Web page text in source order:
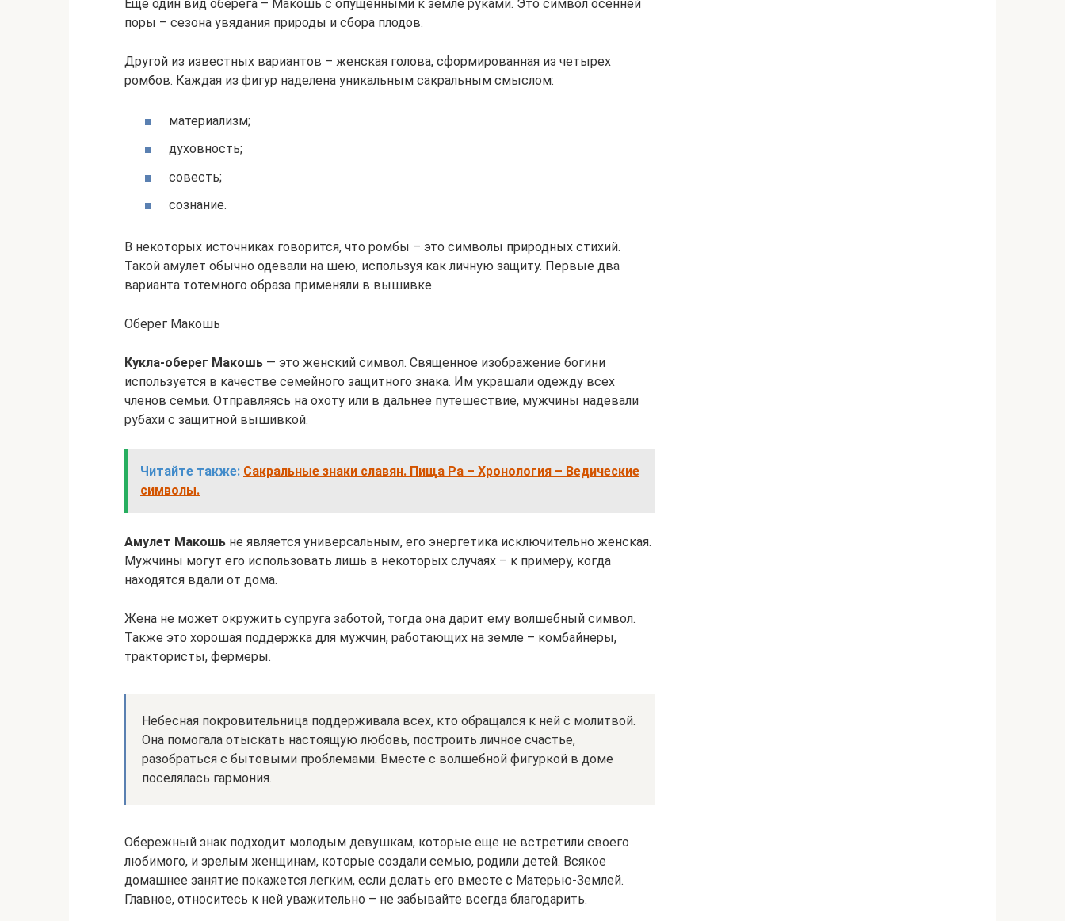
Еще один вид оберега – Макошь с опущенными к земле руками. Это символ осенней
поры – сезона увядания природы и сбора плодов.
Другой из известных вариантов – женская голова, сформированная из четырех
ромбов. Каждая из фигур наделена уникальным сакральным смыслом:
материализм;
духовность;
совесть;
сознание.
В некоторых источниках говорится, что ромбы – это символы природных стихий.
Такой амулет обычно одевали на шею, используя как личную защиту. Первые два
варианта тотемного образа применяли в вышивке.
Оберег Макошь
Кукла-оберег Макошь — это женский символ. Священное изображение богини
используется в качестве семейного защитного знака. Им украшали одежду всех
членов семьи. Отправляясь на охоту или в дальнее путешествие, мужчины надевали
рубахи с защитной вышивкой.
Читайте также: Сакральные знаки славян. Пища Ра – Хронология – Ведические
символы.
Амулет Макошь не является универсальным, его энергетика исключительно женская.
Мужчины могут его использовать лишь в некоторых случаях – к примеру, когда
находятся вдали от дома.
Жена не может окружить супруга заботой, тогда она дарит ему волшебный символ.
Также это хорошая поддержка для мужчин, работающих на земле – комбайнеры,
трактористы, фермеры.
Небесная покровительница поддерживала всех, кто обращался к ней с молитвой.
Она помогала отыскать настоящую любовь, построить личное счастье,
разобраться с бытовыми проблемами. Вместе с волшебной фигуркой в доме
поселялась гармония.
Обережный знак подходит молодым девушкам, которые еще не встретили своего
любимого, и зрелым женщинам, которые создали семью, родили детей. Всякое
домашнее занятие покажется легким, если делать его вместе с Матерью-Землей.
Главное, относитесь к ней уважительно – не забывайте всегда благодарить.